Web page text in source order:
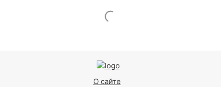
О сайте